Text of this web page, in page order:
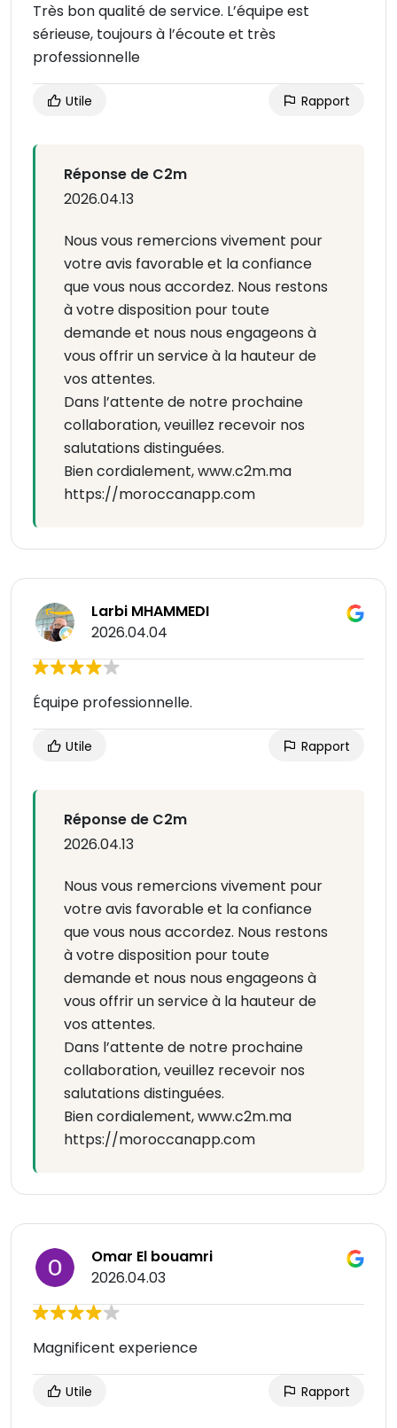
Très bon qualité de service. L’équipe est
sérieuse, toujours à l’écoute et très
professionnelle
Utile Rapport
Réponse de C2m
2026.04.13
Nous vous remercions vivement pour
votre avis favorable et la confiance
que vous nous accordez. Nous restons
à votre disposition pour toute
demande et nous nous engageons à
vous offrir un service à la hauteur de
vos attentes.
Dans l’attente de notre prochaine
collaboration, veuillez recevoir nos
salutations distinguées.
Bien cordialement, www.c2m.ma
https://moroccanapp.com
Larbi MHAMMEDI
2026.04.04
Équipe professionnelle.
Utile Rapport
Réponse de C2m
2026.04.13
Nous vous remercions vivement pour
votre avis favorable et la confiance
que vous nous accordez. Nous restons
à votre disposition pour toute
demande et nous nous engageons à
vous offrir un service à la hauteur de
vos attentes.
Dans l’attente de notre prochaine
collaboration, veuillez recevoir nos
salutations distinguées.
Bien cordialement, www.c2m.ma
https://moroccanapp.com
Omar El bouamri
2026.04.03
Magnificent experience
Utile Rapport